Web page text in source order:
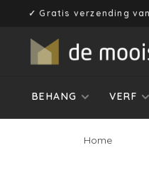
✓ Gratis verzending
BEHANG VERF
Home